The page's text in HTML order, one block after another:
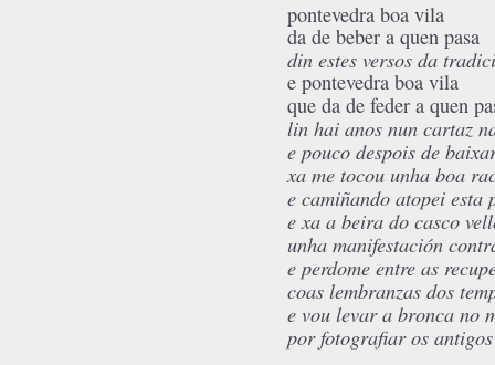
pontevedra boa vila
da de beber a quen pasa
din estes versos da
e pontevedra boa vila
que da de feder a quen
lin hai anos nun cartaz
e pouco despois de
xa me tocou unha boa
e camiñando atopei esta
e xa a beira do casco
unha manifestación
e perdome entre as
coas lembranzas dos
e vou levar a bronca no
por fotografiar os